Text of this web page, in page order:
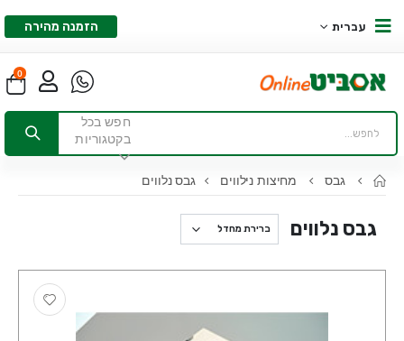
עברית הזמנה מהירה
0
חפש בכל
בקטגוריות
גבס מחיצות נילווים גבס נלווים
גבס נלווים